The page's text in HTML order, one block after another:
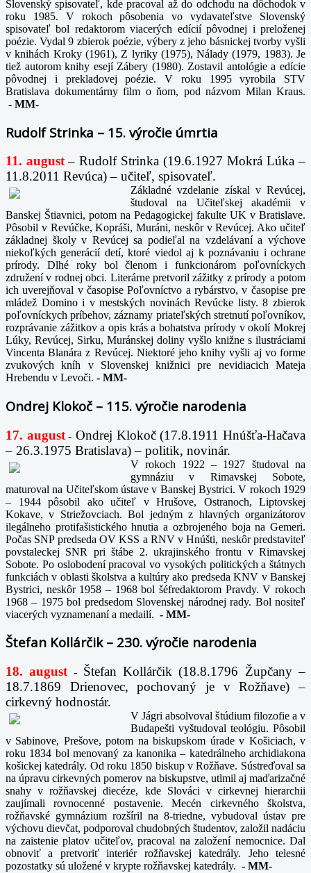
Slovenský spisovateľ, kde pracoval až do odchodu na dôchodok v
roku 1985. V rokoch pôsobenia vo vydavateľstve Slovenský
spisovateľ bol redaktorom viacerých edícií pôvodnej i preloženej
poézie. Vydal 9 zbierok poézie, výbery z jeho básnickej tvorby vyšli
v knihách Kroky (1961), Z lyriky (1975), Nálady (1979, 1983). Je
tiež autorom knihy esejí Zábery (1980). Zostavil antológie a edície
pôvodnej i prekladovej poézie. V roku 1995 vyrobila STV
Bratislava dokumentárny film o ňom, pod názvom Milan Kraus.
- MM-
Rudolf Strinka – 15. výročie úmrtia
11. august – Rudolf Strinka (19.6.1927 Mokrá Lúka –
11.8.2011 Revúca) – učiteľ, spisovateľ.
Základné vzdelanie získal v Revúcej,
študoval na Učiteľskej akadémii v
Banskej Štiavnici, potom na Pedagogickej fakulte UK v Bratislave.
Pôsobil v Revúčke, Kopráši, Muráni, neskôr v Revúcej. Ako učiteľ
základnej školy v Revúcej sa podieľal na vzdelávaní a výchove
niekoľkých generácií detí, ktoré viedol aj k poznávaniu i ochrane
prírody. Dlhé roky bol členom i funkcionárom poľovníckych
združení v rodnej obci. Literárne pretvoril zážitky z prírody a potom
ich uverejňoval v časopise Poľovníctvo a rybárstvo, v časopise pre
mládež Domino i v mestských novinách Revúcke listy. 8 zbierok
poľovníckych príbehov, záznamy priateľských stretnutí poľovníkov,
rozprávanie zážitkov a opis krás a bohatstva prírody v okolí Mokrej
Lúky, Revúcej, Sirku, Muránskej doliny vyšlo knižne s ilustráciami
Vincenta Blanára z Revúcej. Niektoré jeho knihy vyšli aj vo forme
zvukových kníh v Slovenskej knižnici pre nevidiacich Mateja
Hrebendu v Levoči. - MM-
Ondrej Klokoč – 115. výročie narodenia
17. august- Ondrej Klokoč (17.8.1911 Hnúšťa-Hačava
– 26.3.1975 Bratislava) – politik, novinár.
V rokoch 1922 – 1927 študoval na
gymnáziu v Rimavskej Sobote,
maturoval na Učiteľskom ústave v Banskej Bystrici. V rokoch 1929
– 1944 pôsobil ako učiteľ v Hrušove, Ostranoch, Liptovskej
Kokave, v Striežovciach. Bol jedným z hlavných organizátorov
ilegálneho protifašistického hnutia a ozbrojeného boja na Gemeri.
Počas SNP predseda OV KSS a RNV v Hnúšti, neskôr predstaviteľ
povstaleckej SNR pri štábe 2. ukrajinského frontu v Rimavskej
Sobote. Po oslobodení pracoval vo vysokých politických a štátnych
funkciách v oblasti školstva a kultúry ako predseda KNV v Banskej
Bystrici, neskôr 1958 – 1968 bol šéfredaktorom Pravdy. V rokoch
1968 – 1975 bol predsedom Slovenskej národnej rady. Bol nositeľ
viacerých vyznamenaní a medailí. - MM-
Štefan Kollárčik – 230. výročie narodenia
18. august -
Štefan Kollárčik (18.8.1796 Župčany –
18.7.1869 Drienovec, pochovaný je v Rožňave) –
cirkevný hodnostár.
V Jágri absolvoval štúdium filozofie a v
Budapešti vyštudoval teológiu. Pôsobil
v Sabinove, Prešove, potom na biskupskom úrade v Košiciach, v
roku 1834 bol menovaný za kanonika – katedrálneho archidiakona
košickej katedrály. Od roku 1850 biskup v Rožňave. Sústreďoval sa
na úpravu cirkevných pomerov na biskupstve, utlmil aj maďarizačné
snahy v rožňavskej diecéze, kde Slováci v cirkevnej hierarchii
zaujímali rovnocenné postavenie. Mecén cirkevného školstva,
rožňavské gymnázium rozšíril na 8-triedne, vybudoval ústav pre
výchovu dievčat, podporoval chudobných študentov, založil nadáciu
na zaistenie platov učiteľov, pracoval na založení nemocnice. Dal
obnoviť a pretvoriť interiér rožňavskej katedrály. Jeho telesné
pozostatky sú uložené v krypte rožňavskej katedrály. - MM-